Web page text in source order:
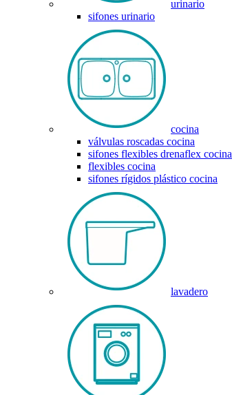
urinario
sifones urinario
cocina
válvulas roscadas cocina
sifones flexibles drenaflex cocina
flexibles cocina
sifones rígidos plástico cocina
lavadero